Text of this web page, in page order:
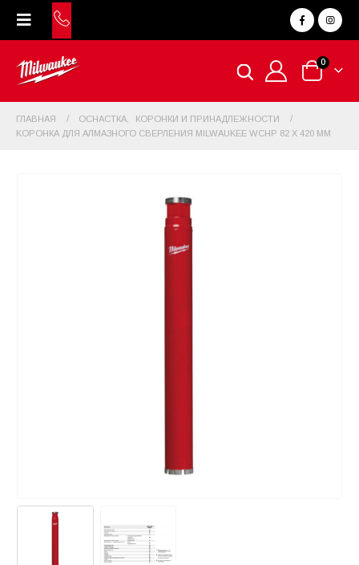
0
ГЛАВНАЯ ОСНАСТКА
КОРОНКИ И ПРИНАДЛЕЖНОСТИ
KOPOНКА ДЛЯ AЛМAЗНОГО СВЕРЛЕНИЯ MILWAUKEE WCHP 82 X 420 ММ